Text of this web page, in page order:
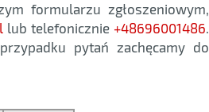
formularzu zgłoszeniowym,
lub telefonicznie +48696001486.
pytań zachęcamy do